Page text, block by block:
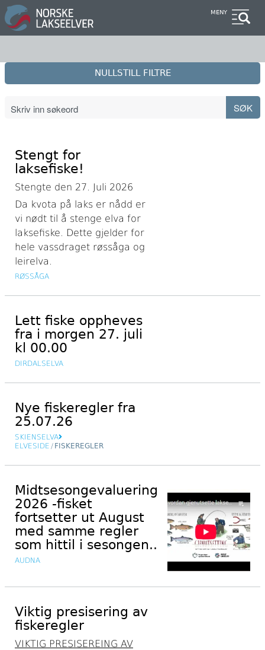
Hopp
til
hovedinnhold
MENY
NULLSTILL FILTRE
Stengt for
laksefiske!
Stengte den 27. Juli 2026
Da kvota på laks er nådd er
vi nødt til å stenge elva for
laksefiske. Dette gjelder for
hele vassdraget røssåga og
leirelva.
RØSSÅGA
Lett fiske oppheves
fra i morgen 27. juli
kl 00.00
DIRDALSELVA
Nye fiskeregler fra
25.07.26
SKIENSELVA
ELVESIDE / FISKEREGLER
Midtsesongevaluering
2026 -fisket
fortsetter ut August
med samme regler
som hittil i sesongen..
AUDNA
Viktig presisering av
fiskeregler
VIKTIG PRESISEREING AV